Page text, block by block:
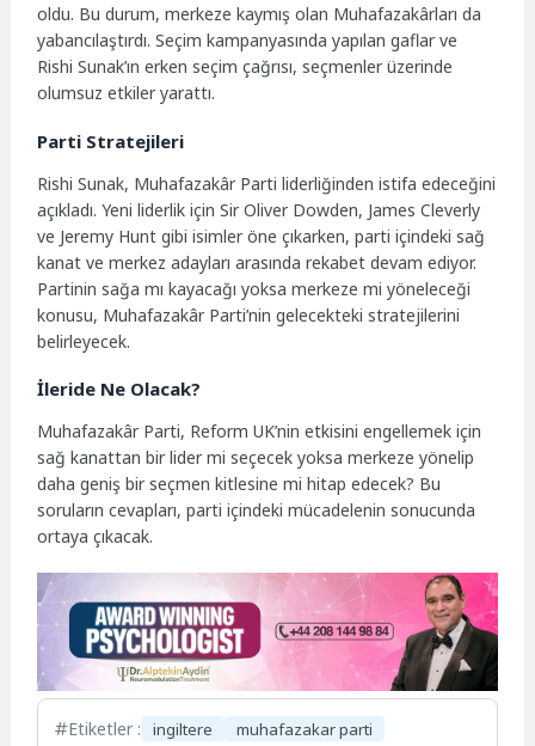
oldu. Bu durum, merkeze kaymış olan Muhafazakârları da
yabancılaştırdı. Seçim kampanyasında yapılan gaflar ve
Rishi Sunak’ın erken seçim çağrısı, seçmenler üzerinde
olumsuz etkiler yarattı.
Parti Stratejileri
Rishi Sunak, Muhafazakâr Parti liderliğinden istifa edeceğini
açıkladı. Yeni liderlik için Sir Oliver Dowden, James Cleverly
ve Jeremy Hunt gibi isimler öne çıkarken, parti içindeki sağ
kanat ve merkez adayları arasında rekabet devam ediyor.
Partinin sağa mı kayacağı yoksa merkeze mi yöneleceği
konusu, Muhafazakâr Parti’nin gelecekteki stratejilerini
belirleyecek.
İleride Ne Olacak?
Muhafazakâr Parti, Reform UK’nin etkisini engellemek için
sağ kanattan bir lider mi seçecek yoksa merkeze yönelip
daha geniş bir seçmen kitlesine mi hitap edecek? Bu
soruların cevapları, parti içindeki mücadelenin sonucunda
ortaya çıkacak.
Etiketler : ingiltere muhafazakar parti